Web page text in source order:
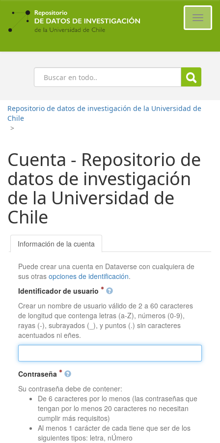
Ir
contenido
principal
Buscar
Repositorio de datos de investigación de la Universidad de
Chile
>
Cuenta - Repositorio de
datos de investigación
de la Universidad de
Chile
Información de la cuenta
Puede crear una cuenta en Dataverse con cualquiera de
sus otrasopciones de identificación.
Identificador de usuario
Crear un nombre de usuario válido de 2 a 60 caracteres
de longitud que contenga letras (a-Z), números (0-9),
rayas (-), subrayados (_), y puntos (.) sin caracteres
acentuados ni eñes.
Contraseña
Su contraseña debe de contener:
De 6 caracteres por lo menos (las contraseñas que
tengan por lo menos 20 caracteres no necesitan
cumplir más requisitos)
Al menos 1 carácter de cada tiene que ser de los
siguientes tipos: letra, nÚmero